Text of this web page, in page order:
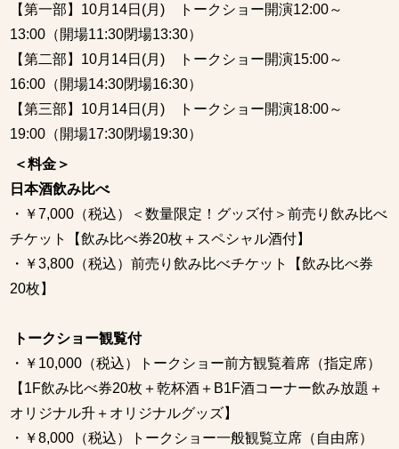
【第一部】10月14日(月) トークショー開演12:00～
13:00（開場11:30閉場13:30）
【第二部】10月14日(月) トークショー開演15:00～
16:00（開場14:30閉場16:30）
【第三部】10月14日(月) トークショー開演18:00～
19:00（開場17:30閉場19:30）
＜料金＞
日本酒飲み比べ
・￥7,000（税込）＜数量限定！グッズ付＞前売り飲み比べ
チケット【飲み比べ券20枚＋スペシャル酒付】
・￥3,800（税込）前売り飲み比べチケット【飲み比べ券
20枚】
トークショー観覧付
・￥10,000（税込）トークショー前方観覧着席（指定席）
【1F飲み比べ券20枚＋乾杯酒＋B1F酒コーナー飲み放題＋
オリジナル升＋オリジナルグッズ】
・￥8,000（税込）トークショー一般観覧立席（自由席）